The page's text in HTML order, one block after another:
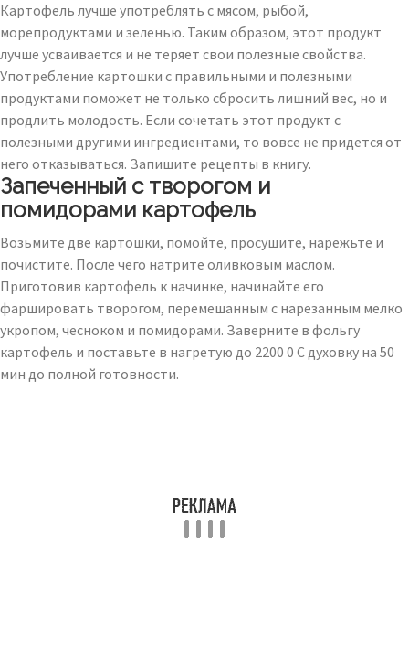
Картофель лучше употреблять с мясом, рыбой,
морепродуктами и зеленью. Таким образом, этот продукт
лучше усваивается и не теряет свои полезные свойства.
Употребление картошки с правильными и полезными
продуктами поможет не только сбросить лишний вес, но и
продлить молодость. Если сочетать этот продукт с
полезными другими ингредиентами, то вовсе не придется от
него отказываться. Запишите рецепты в книгу.
Запеченный с творогом и
помидорами картофель
Возьмите две картошки, помойте, просушите, нарежьте и
почистите. После чего натрите оливковым маслом.
Приготовив картофель к начинке, начинайте его
фаршировать творогом, перемешанным с нарезанным мелко
укропом, чесноком и помидорами. Заверните в фольгу
картофель и поставьте в нагретую до 2200 0 C духовку на 50
мин до полной готовности.